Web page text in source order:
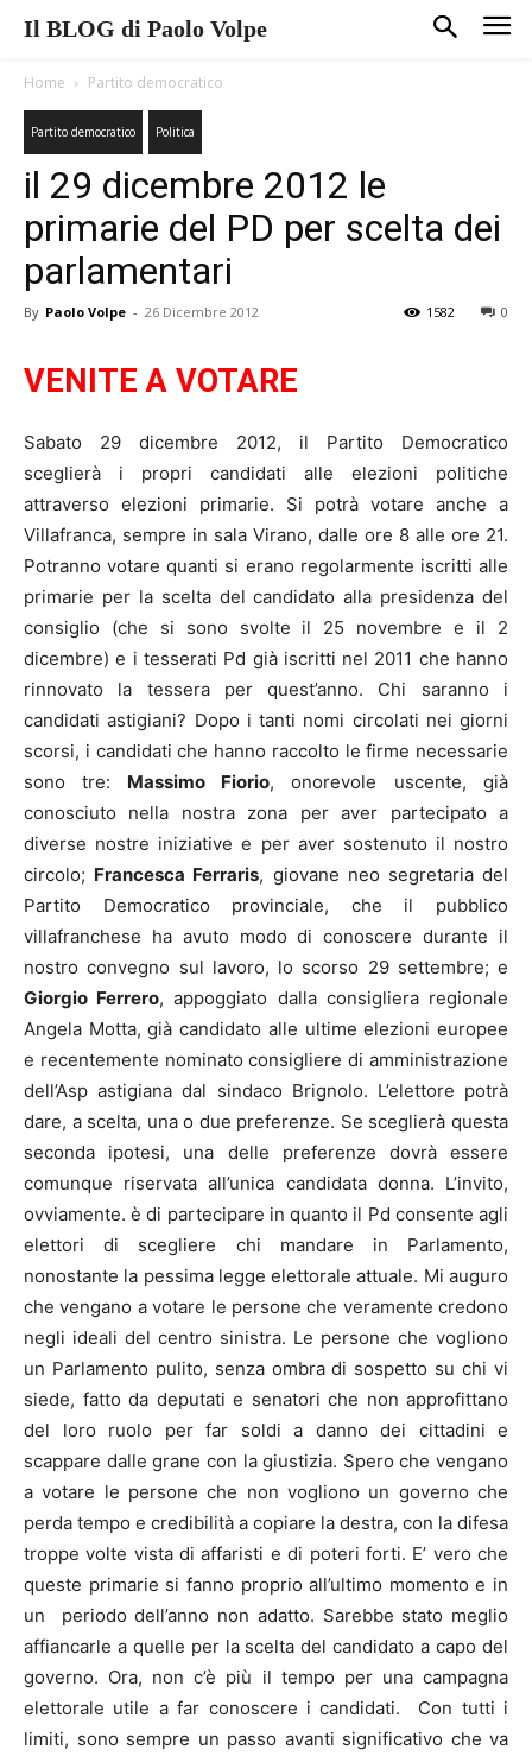
Il BLOG di Paolo Volpe
Home Partito democratico
Partito democratico Politica
il 29 dicembre 2012 le
primarie del PD per scelta dei
parlamentari
By Paolo Volpe - 26 Dicembre 2012 0
1582
VENITE A VOTARE
Sabato 29 dicembre 2012, il Partito Democratico
sceglierà i propri candidati alle elezioni politiche
attraverso elezioni primarie. Si potrà votare anche a
Villafranca, sempre in sala Virano, dalle ore 8 alle ore 21.
Potranno votare quanti si erano regolarmente iscritti alle
primarie per la scelta del candidato alla presidenza del
consiglio (che si sono svolte il 25 novembre e il 2
dicembre) e i tesserati Pd già iscritti nel 2011 che hanno
rinnovato la tessera per quest’anno. Chi saranno i
candidati astigiani? Dopo i tanti nomi circolati nei giorni
scorsi, i candidati che hanno raccolto le firme necessarie
sono tre: Massimo Fiorio, onorevole uscente, già
conosciuto nella nostra zona per aver partecipato a
diverse nostre iniziative e per aver sostenuto il nostro
circolo; Francesca Ferraris, giovane neo segretaria del
Partito Democratico provinciale, che il pubblico
villafranchese ha avuto modo di conoscere durante il
nostro convegno sul lavoro, lo scorso 29 settembre; e
Giorgio Ferrero, appoggiato dalla consigliera regionale
Angela Motta, già candidato alle ultime elezioni europee
e recentemente nominato consigliere di amministrazione
dell’Asp astigiana dal sindaco Brignolo. L’elettore potrà
dare, a scelta, una o due preferenze. Se sceglierà questa
seconda ipotesi, una delle preferenze dovrà essere
comunque riservata all’unica candidata donna. L’invito,
ovviamente. è di partecipare in quanto il Pd consente agli
elettori di scegliere chi mandare in Parlamento,
nonostante la pessima legge elettorale attuale. Mi auguro
che vengano a votare le persone che veramente credono
negli ideali del centro sinistra. Le persone che vogliono
un Parlamento pulito, senza ombra di sospetto su chi vi
siede, fatto da deputati e senatori che non approfittano
del loro ruolo per far soldi a danno dei cittadini e
scappare dalle grane con la giustizia. Spero che vengano
a votare le persone che non vogliono un governo che
perda tempo e credibilità a copiare la destra, con la difesa
troppe volte vista di affaristi e di poteri forti. E’ vero che
queste primarie si fanno proprio all’ultimo momento e in
un periodo dell’anno non adatto. Sarebbe stato meglio
affiancarle a quelle per la scelta del candidato a capo del
governo. Ora, non c’è più il tempo per una campagna
elettorale utile a far conoscere i candidati. Con tutti i
limiti, sono sempre un passo avanti significativo che va